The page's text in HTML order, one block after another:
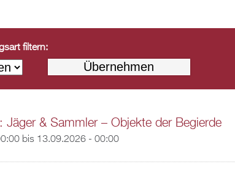
filtern:
Jäger & Sammler – Objekte der Begierde
bis 13.09.2026 - 00:00